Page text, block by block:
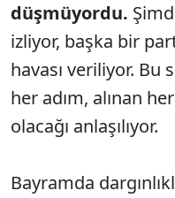
düşmüyordu.
izliyor, başka bir
havası veriliyor. Bu
her adım, alınan
olacağı anlaşılıyor.
Bayramda